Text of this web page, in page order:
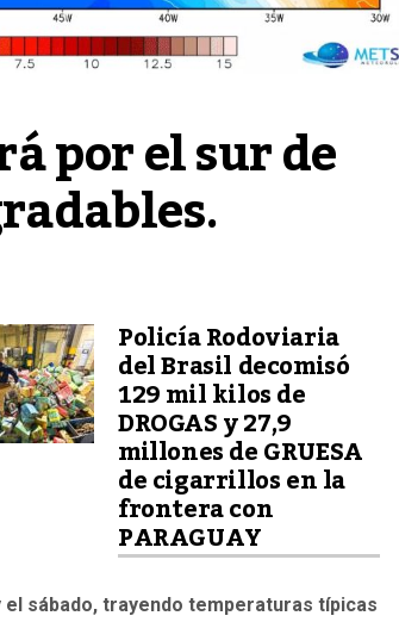
por el sur de
Policía Rodoviaria
del Brasil decomisó
129 mil kilos de
DROGAS y 27,9
millones de GRUESA
de cigarrillos en la
frontera con
PARAGUAY
sábado, trayendo temperaturas típicas